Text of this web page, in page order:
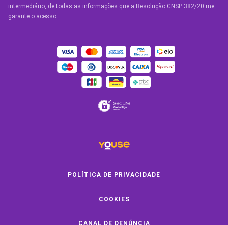
Condições Gerais
OUTROS SERVIÇOS
intermediário, de todas as informações que a Resolução CNSP 382/20 me
garante o acesso.
POLÍTICA DE PRIVACIDADE
COOKIES
CANAL DE DENÚNCIA